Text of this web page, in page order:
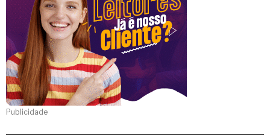
Publicidade